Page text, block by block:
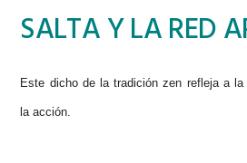
SALTA Y LA RED
Este dicho de la tradición zen refleja a la
la acción.